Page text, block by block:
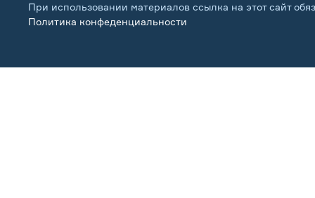
При использовании материалов ссылка на этот сайт
Политика конфеденциальности